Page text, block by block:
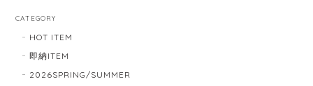
CATEGORY
HOT ITEM
即納ITEM
2026SPRING/SUMMER